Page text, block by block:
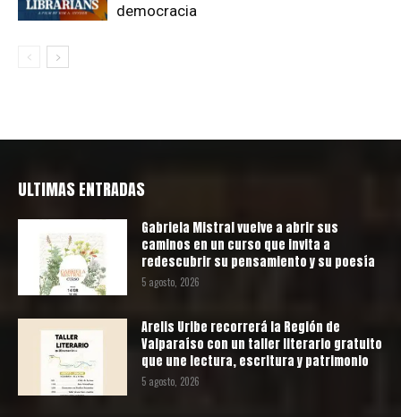
democracia
ULTIMAS ENTRADAS
Gabriela Mistral vuelve a abrir sus
caminos en un curso que invita a
redescubrir su pensamiento y su poesía
5 agosto, 2026
Arelis Uribe recorrerá la Región de
Valparaíso con un taller literario gratuito
que une lectura, escritura y patrimonio
5 agosto, 2026